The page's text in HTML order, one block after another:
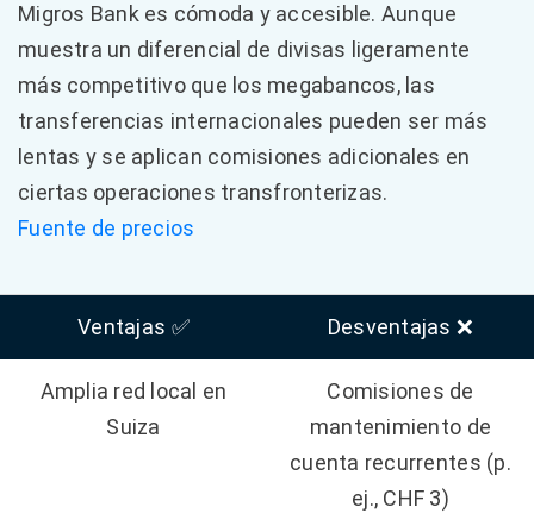
Migros Bank es cómoda y accesible. Aunque
muestra un diferencial de divisas ligeramente
más competitivo que los megabancos, las
transferencias internacionales pueden ser más
lentas y se aplican comisiones adicionales en
ciertas operaciones transfronterizas.
Fuente de precios
Ventajas ✅ Desventajas ❌
Amplia red local en
Suiza
Comisiones de
mantenimiento de
cuenta recurrentes (p.
ej., CHF 3)